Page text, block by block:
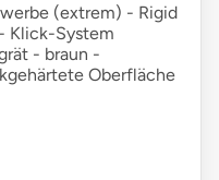
(extrem) - Rigid
Klick-System
- braun -
Oberfläche